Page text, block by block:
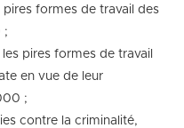
pires formes de travail des
;
pires formes de travail
en vue de leur
;
contre la criminalité,